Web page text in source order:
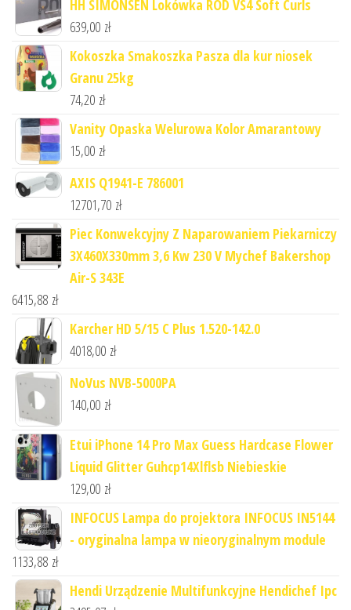
HH SIMONSEN Lokówka ROD VS4 Soft Curls
639,00 zł
Kokoszka Smakoszka Pasza dla kur niosek
Granu 25kg
74,20 zł
Vanity Opaska Welurowa Kolor Amarantowy
15,00 zł
AXIS Q1941-E 786001
12701,70 zł
Piec Konwekcyjny Z Naparowaniem Piekarniczy
3X460X330mm 3,6 Kw 230 V Mychef Bakershop
Air-S 343E
6415,88 zł
Karcher HD 5/15 C Plus 1.520-142.0
4018,00 zł
NoVus NVB-5000PA
140,00 zł
Etui iPhone 14 Pro Max Guess Hardcase Flower
Liquid Glitter Guhcp14Xlflsb Niebieskie
129,00 zł
INFOCUS Lampa do projektora INFOCUS IN5144
- oryginalna lampa w nieoryginalnym module
1133,88 zł
Hendi Urządzenie Multifunkcyjne Hendichef Ipc